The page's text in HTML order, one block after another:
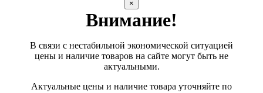
×
Внимание!
В связи с нестабильной экономической ситуацией
цены и наличие товаров на сайте могут быть не
актуальными.
Актуальные цены и наличие товара уточняйте по